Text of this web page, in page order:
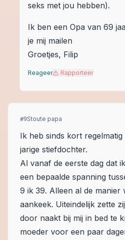
seks met jou hebben).
Ik ben een Opa van 69
je mij mailen
Groetjes, Filip
Reageer Rapporteer
#9Stoute papa
Ik heb sinds kort regelmatig
jarige stiefdochter.
Al vanaf de eerste dag dat
een bepaalde spanning
9 ik 39. Alleen al de manier
aankeek. Uiteindelijk zette
door naakt bij mij in bed te
moeder voor een paar